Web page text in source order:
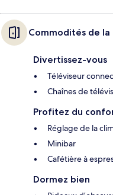
Commodités de la
Divertissez-vous
Téléviseur
Chaînes de
Profitez du
Réglage de la
Minibar
Cafétière à
Dormez bien